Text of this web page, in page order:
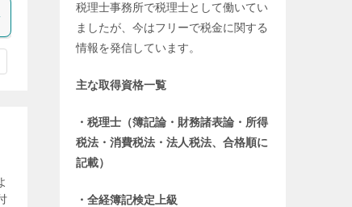
税理士事務所で税理士として働いてい
ましたが、今はフリーで税金に関する
情報を発信しています。
主な取得資格一覧
・税理士（簿記論・財務諸表論・所得
税法・消費税法・法人税法、合格順に
記載）
・全経簿記検定上級